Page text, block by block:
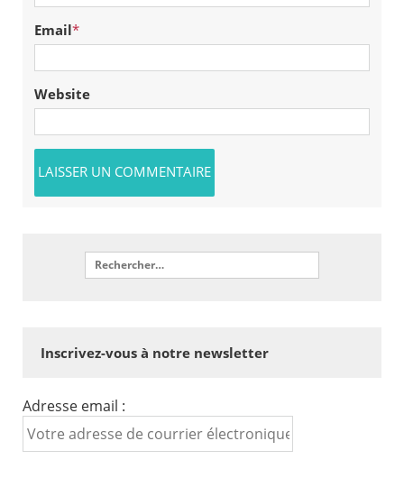
Email*
Website
Inscrivez-vous à notre newsletter
Adresse email :